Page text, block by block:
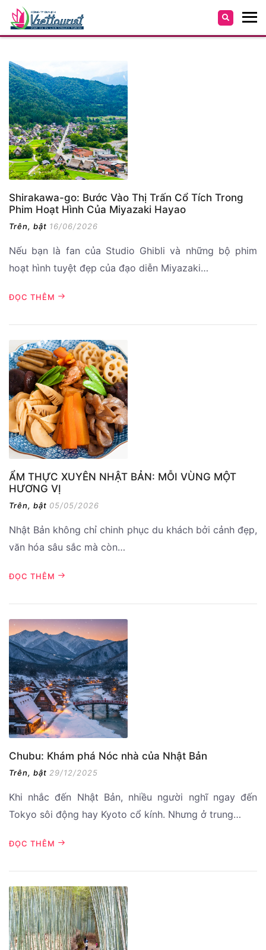
Shirakawa-go: Bước Vào Thị Trấn Cổ Tích Trong
Phim Hoạt Hình Của Miyazaki Hayao
Trên, bật 16/06/2026
Nếu bạn là fan của Studio Ghibli và những bộ phim
hoạt hình tuyệt đẹp của đạo diễn Miyazaki…
ĐỌC THÊM
ẨM THỰC XUYÊN NHẬT BẢN: MỖI VÙNG MỘT
HƯƠNG VỊ
Trên, bật 05/05/2026
Nhật Bản không chỉ chinh phục du khách bởi cảnh đẹp,
văn hóa sâu sắc mà còn…
ĐỌC THÊM
Chubu: Khám phá Nóc nhà của Nhật Bản
Trên, bật 29/12/2025
Khi nhắc đến Nhật Bản, nhiều người nghĩ ngay đến
Tokyo sôi động hay Kyoto cổ kính. Nhưng ở trung…
ĐỌC THÊM